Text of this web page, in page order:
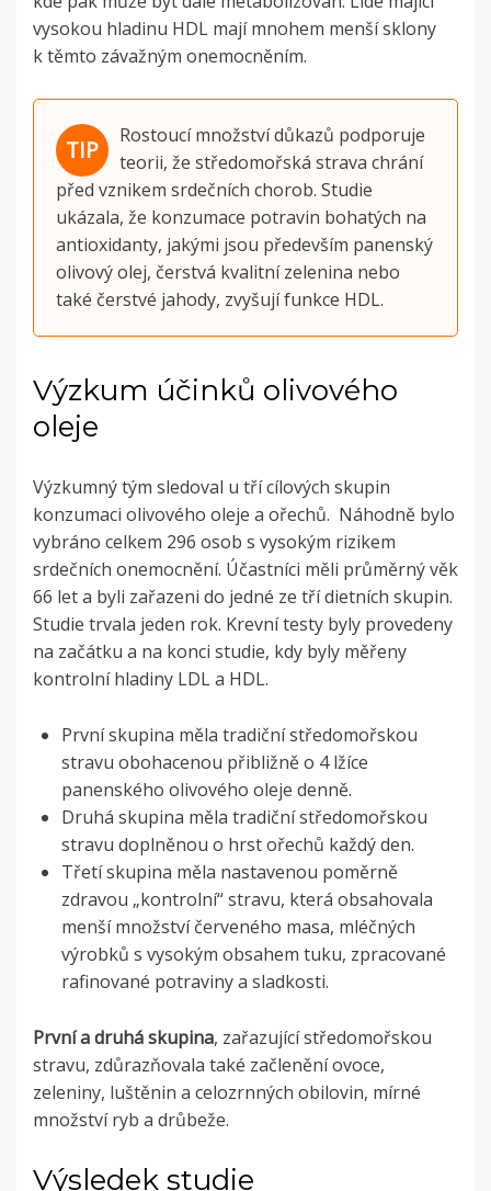
vysokou hladinu HDL mají mnohem menší sklony
k těmto závažným onemocněním.
Rostoucí množství důkazů podporuje
teorii, že středomořská strava chrání
před vznikem srdečních chorob. Studie
ukázala, že konzumace potravin bohatých na
antioxidanty, jakými jsou především panenský
olivový olej, čerstvá kvalitní zelenina nebo
také čerstvé jahody, zvyšují funkce HDL.
Výzkum účinků olivového
oleje
Výzkumný tým sledoval u tří cílových skupin
konzumaci olivového oleje a ořechů. Náhodně bylo
vybráno celkem 296 osob s vysokým rizikem
srdečních onemocnění. Účastníci měli průměrný věk
66 let a byli zařazeni do jedné ze tří dietních skupin.
Studie trvala jeden rok. Krevní testy byly provedeny
na začátku a na konci studie, kdy byly měřeny
kontrolní hladiny LDL a HDL.
První skupina měla tradiční středomořskou
stravu obohacenou přibližně o 4 lžíce
panenského olivového oleje denně.
Druhá skupina měla tradiční středomořskou
stravu doplněnou o hrst ořechů každý den.
Třetí skupina měla nastavenou poměrně
zdravou „kontrolní“ stravu, která obsahovala
menší množství červeného masa, mléčných
výrobků s vysokým obsahem tuku, zpracované
rafinované potraviny a sladkosti.
První a druhá skupina, zařazující středomořskou
stravu, zdůrazňovala také začlenění ovoce,
zeleniny, luštěnin a celozrnných obilovin, mírné
množství ryb a drůbeže.
Výsledek studie